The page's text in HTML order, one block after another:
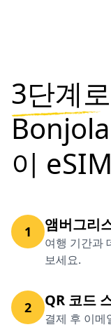
3단계로
이
1 앰버그리
여행 기간과
보세요.
2 QR 코드
결제 후 이메